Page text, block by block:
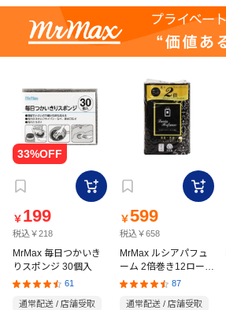
￥ 199
税込￥218
MrMax 毎日つかいき
りスポンジ 30個入
61
通常配送 / 店舗受取
￥599
税込￥658
MrMax ルシアパフュ
ーム 2倍巻き12ロール
ダブル
87
通常配送 / 店舗受取